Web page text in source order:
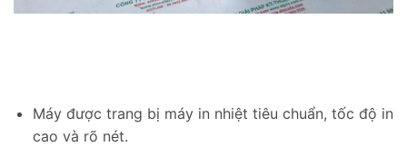
Máy được trang bị máy in nhiệt tiêu chuẩn, tốc độ in
cao và rõ nét.